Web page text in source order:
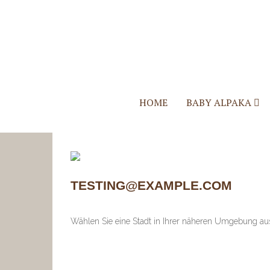
HOME BABY ALPAKA
TESTING@EXAMPLE.COM
Wählen Sie eine Stadt in Ihrer näheren Umgebung